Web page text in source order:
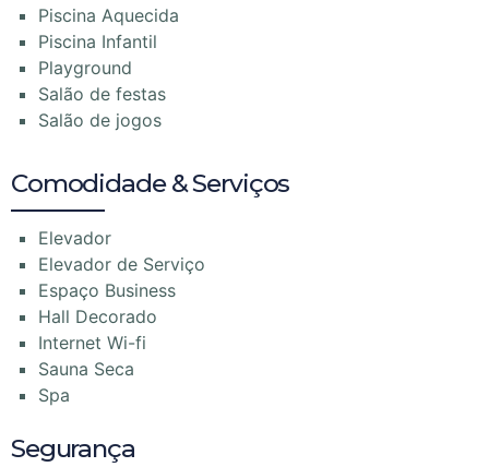
Piscina Aquecida
Piscina Infantil
Playground
Salão de festas
Salão de jogos
Comodidade & Serviços
Elevador
Elevador de Serviço
Espaço Business
Hall Decorado
Internet Wi-fi
Sauna Seca
Spa
Segurança